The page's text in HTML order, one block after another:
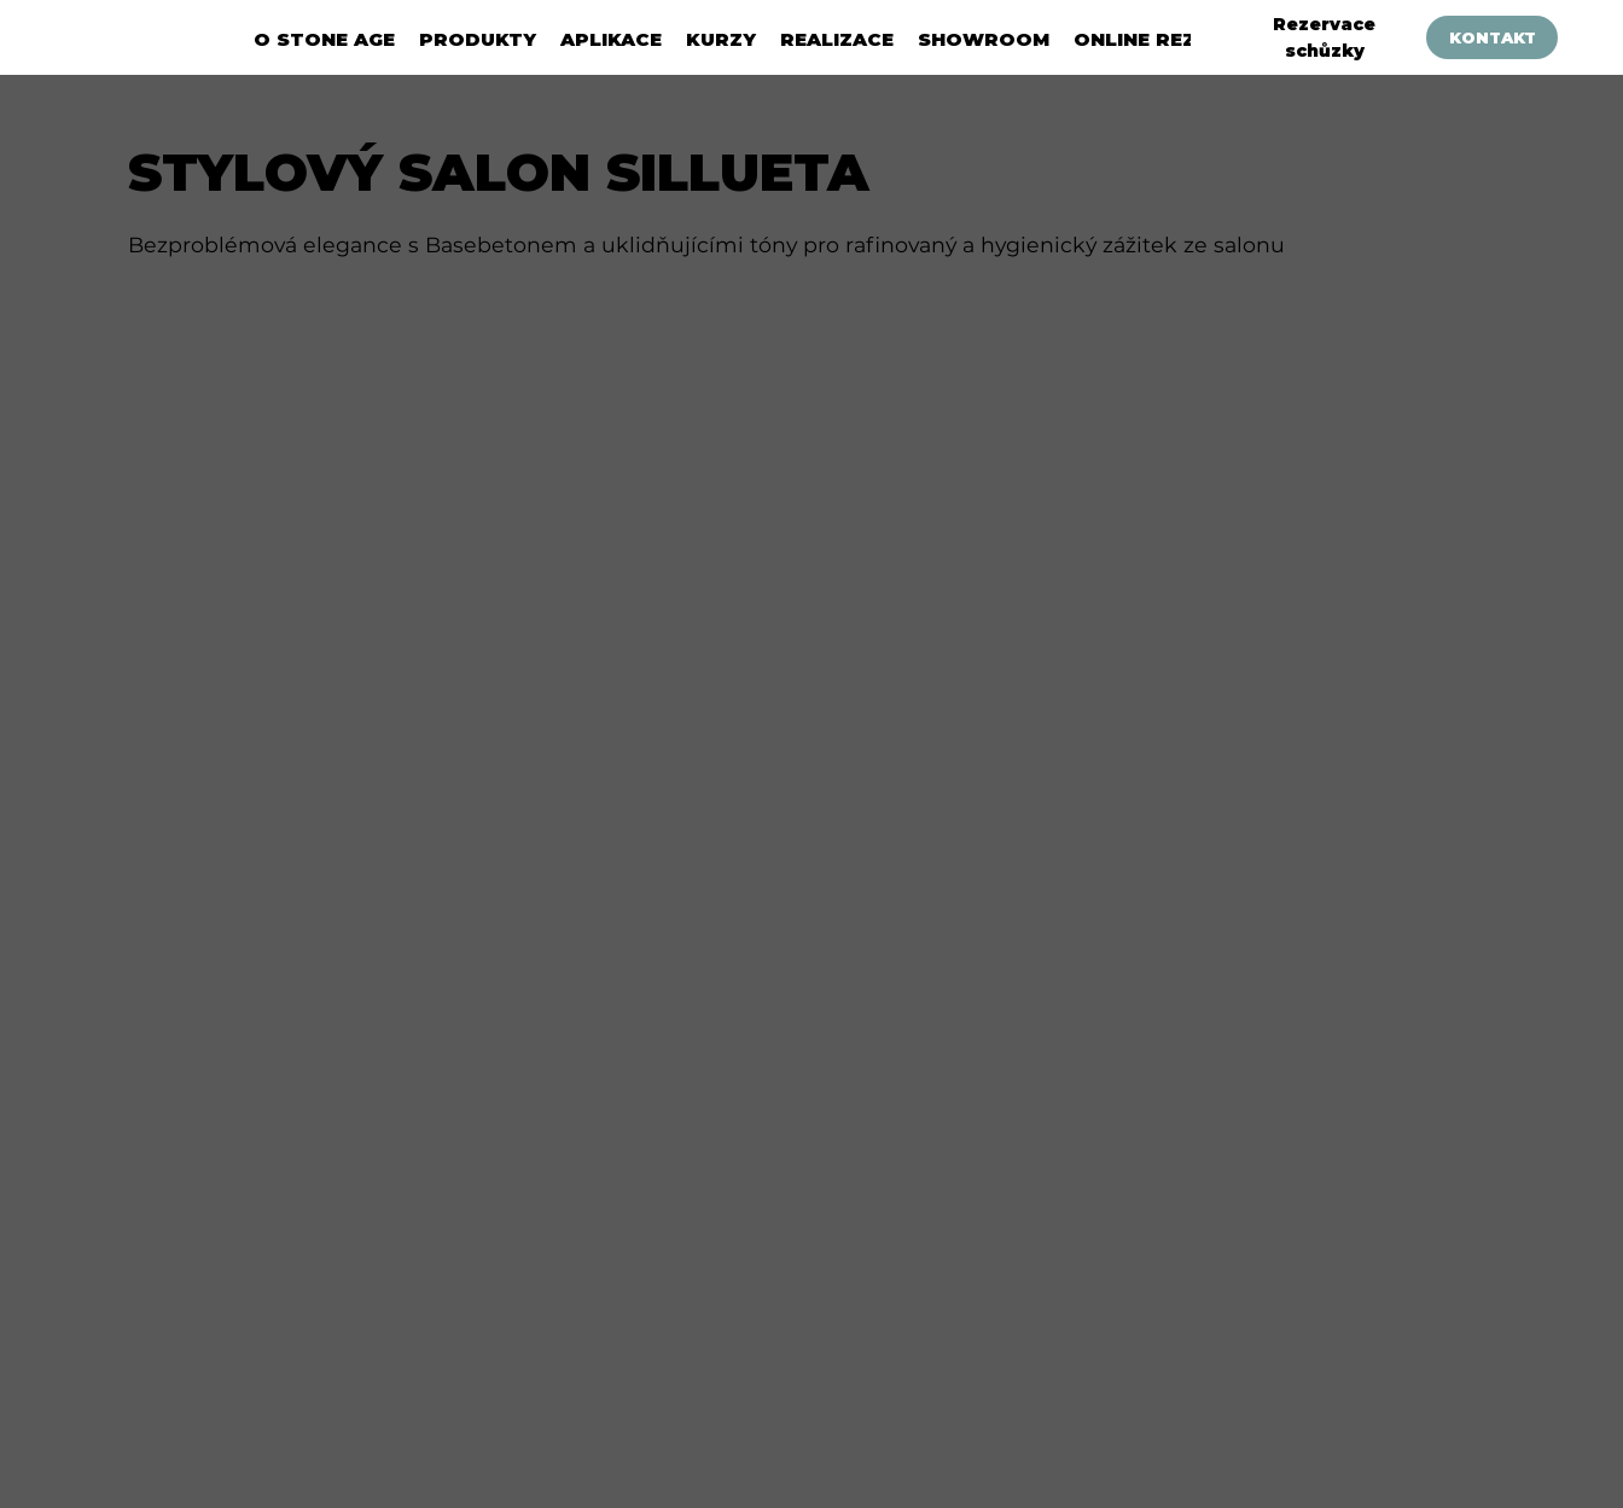
O STONE AGE PRODUKTY APLIKACE KURZY REALIZACE SHOWROOM ONLINE REZERVACE
Rezervace
schůzky
KONTAKT
STYLOVÝ SALON SILLUETA
Bezproblémová elegance s Basebetonem a uklidňujícími tóny pro rafinovaný a hygienický zážitek ze salonu